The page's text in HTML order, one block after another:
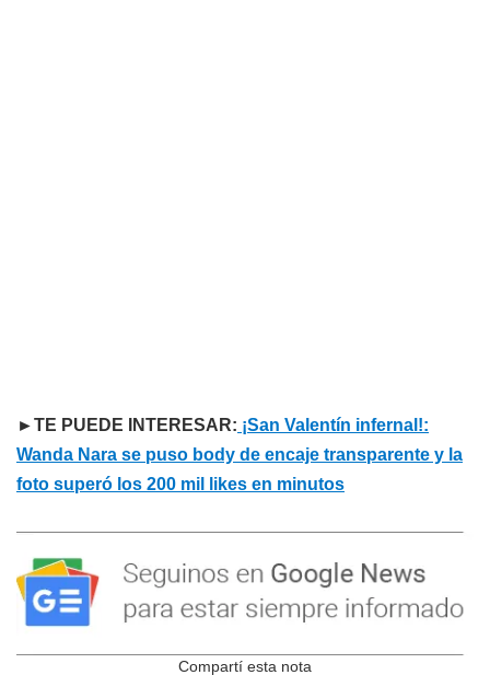
►TE PUEDE INTERESAR: ¡San Valentín infernal!:
Wanda Nara se puso body de encaje transparente y la
foto superó los 200 mil likes en minutos